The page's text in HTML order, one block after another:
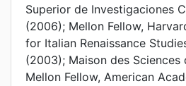
Superior de Investigaciones
(2006); Mellon Fellow,
for Italian Renaissance
(2003); Maison des Sciences
Mellon Fellow, American